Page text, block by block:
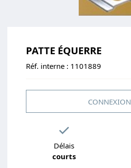
PATTE ÉQUERRE
Réf. interne : 1101889
CONNEXION
Délais
courts